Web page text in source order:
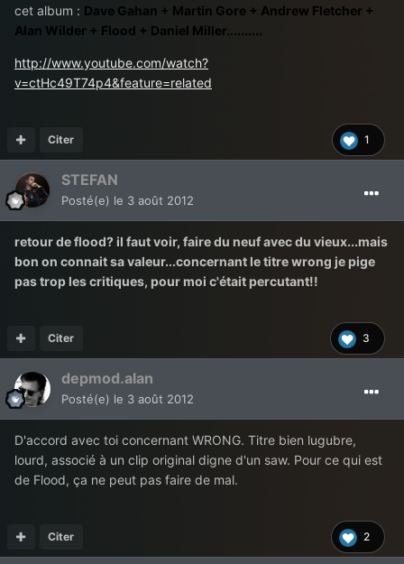
cet album : Dave Gahan + Martin Gore + Andrew Fletcher +
Alan Wilder + Flood + Daniel Miller..........
http://www.youtube.com/watch?
v=ctHc49T74p4&feature=related
1
Citer
STEFAN
Posté(e) le 3 août 2012
retour de flood? il faut voir, faire du neuf avec du vieux...mais
bon on connait sa valeur...concernant le titre wrong je pige
pas trop les critiques, pour moi c'était percutant!!
3
Citer
depmod.alan
Posté(e) le 3 août 2012
D'accord avec toi concernant WRONG. Titre bien lugubre,
lourd, associé à un clip original digne d'un saw. Pour ce qui est
de Flood, ça ne peut pas faire de mal.
2
Citer